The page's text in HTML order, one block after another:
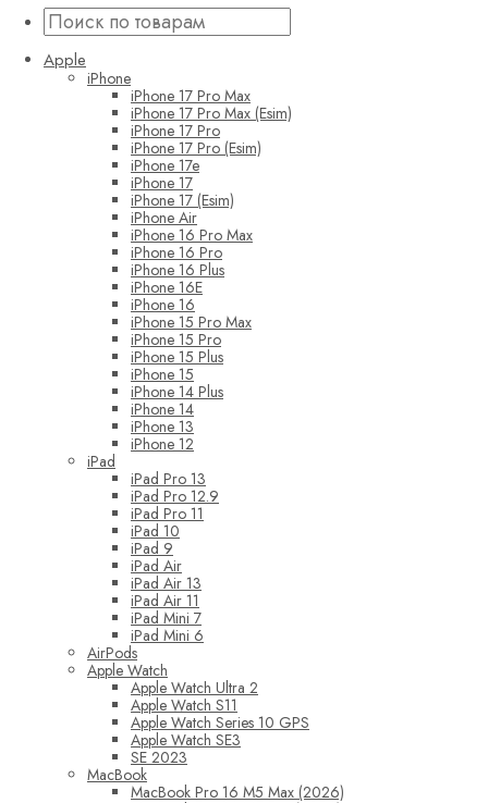
Apple
iPhone
iPhone 17 Pro Max
iPhone 17 Pro Max (Esim)
iPhone 17 Pro
iPhone 17 Pro (Esim)
iPhone 17e
iPhone 17
iPhone 17 (Esim)
iPhone Air
iPhone 16 Pro Max
iPhone 16 Pro
iPhone 16 Plus
iPhone 16E
iPhone 16
iPhone 15 Pro Max
iPhone 15 Pro
iPhone 15 Plus
iPhone 15
iPhone 14 Plus
iPhone 14
iPhone 13
iPhone 12
iPad
iPad Pro 13
iPad Pro 12.9
iPad Pro 11
iPad 10
iPad 9
iPad Air
iPad Air 13
iPad Air 11
iPad Mini 7
iPad Mini 6
AirPods
Apple Watch
Apple Watch Ultra 2
Apple Watch S11
Apple Watch Series 10 GPS
Apple Watch SE3
SE 2023
MacBook
MacBook Pro 16 M5 Max (2026)